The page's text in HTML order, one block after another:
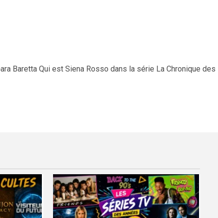
Baretta Qui est Siena Rosso dans la série La Chronique